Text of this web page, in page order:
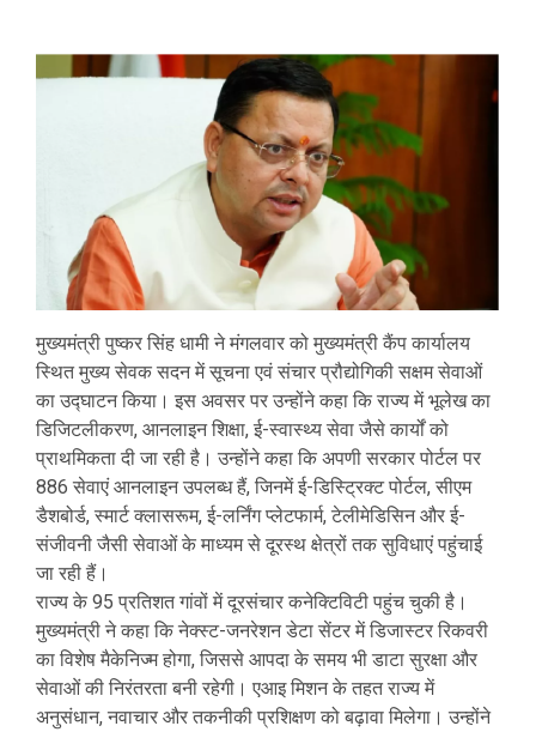
मुख्यमंत्री पुष्कर सिंह धामी ने मंगलवार को मुख्यमंत्री कैंप कार्यालय
स्थित मुख्य सेवक सदन में सूचना एवं संचार प्रौद्योगिकी सक्षम सेवाओं
का उद्घाटन किया। इस अवसर पर उन्होंने कहा कि राज्य में भूलेख का
डिजिटलीकरण, आनलाइन शिक्षा, ई-स्वास्थ्य सेवा जैसे कार्यों को
प्राथमिकता दी जा रही है। उन्होंने कहा कि अपणी सरकार पोर्टल पर
886 सेवाएं आनलाइन उपलब्ध हैं, जिनमें ई-डिस्ट्रिक्ट पोर्टल, सीएम
डैशबोर्ड, स्मार्ट क्लासरूम, ई-लर्निंग प्लेटफार्म, टेलीमेडिसिन और ई-
संजीवनी जैसी सेवाओं के माध्यम से दूरस्थ क्षेत्रों तक सुविधाएं पहुंचाई
जा रही हैं।
राज्य के 95 प्रतिशत गांवों में दूरसंचार कनेक्टिविटी पहुंच चुकी है।
मुख्यमंत्री ने कहा कि नेक्स्ट-जनरेशन डेटा सेंटर में डिजास्टर रिकवरी
का विशेष मैकेनिज्म होगा, जिससे आपदा के समय भी डाटा सुरक्षा और
सेवाओं की निरंतरता बनी रहेगी। एआइ मिशन के तहत राज्य में
अनुसंधान, नवाचार और तकनीकी प्रशिक्षण को बढ़ावा मिलेगा। उन्होंने